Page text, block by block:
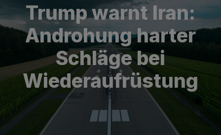
Trump warnt Iran:
Androhung harter
Schläge bei
Wiederaufrüstung